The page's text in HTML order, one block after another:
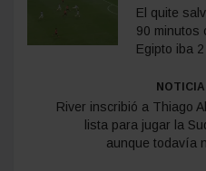
El quite
90 minutos
Egipto iba
River inscribió a Thiago
lista para jugar la
aunque todavía